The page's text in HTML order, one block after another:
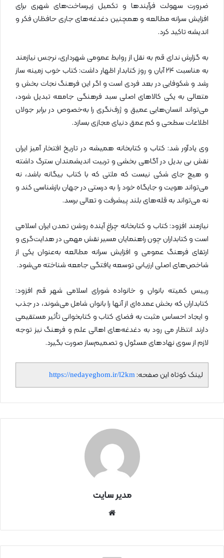
ضرورت سهولت فرآیندها و تکمیل زیرساخت‌های شهری برای
افزایش سرانه مطالعه و همچنین دغدغه‌های جاری حافظان فکر و
اندیشه تاکید کرد.
به گزارش ندای قم به نقل از روابط عمومی شهرداری، نرجس نیازمند
به مناسبت ۲۴ آبان و روز کتابدار اظهار داشت: کتاب خوب زمینه ساز
رشد و شکوفایی در بعد فردی است و اگر این فرهنگ نجات بخش و
متعالی به یکی کالاهای اصلی سبد فرهنگی جامعه تبدیل شود،
می‌تواند انسان‌هایی عمیق و ژرف‌نگری را به‌خصوص در برابر جولان
اطلاعات سطحی و کم عمق دنیای مجازی بسازد.
وی یادآور شد: کتاب و کتابخانه همیشه در تاریخ افتخار آمیز ایران
نقش بی بدیل در آگاهی بخشی و تربیت اندیشمندان سترگ داشته
و هیچ جای شکی نیست که ملتی که با کتاب بیگانه باشد، نه
می‌تواند هویت و جایگاه خود را به درستی در جهان بازشناسی کند و
نه می‌تواند به قله‌های بلند پیشرفت و تعالی برسد.
نیازمند افزود: کتاب و کتابخانه چراغ آینده روشن تمدن ایران اسلامی
است و کتابداران چون راهنمایان مسیر نقش مهمی در هدایت‌گری و
ارتقای فرهنگ عمومی و افزایش سرانه مطالعه به‌عنوان یکی از
شاخص‌های اصلی ارزیابی توسعه یافتگی جامعه شناخته می‌شود.
رییس کمیته بانوان و خانواده شورای اسلامی شهر قم افزود:
کتابداران که بخش عمده‌ای از آنها را بانوان شامل می‌شوند، در جذب
و ایجاد احساس مثبت به فضای کتاب و کتابخوانی تأثیر مستقیمی
دارند انتظار می رود به دغدغه‌های اهالی علم و فرهنگ نیز توجه
لازم از سوی نهادهای مسئول و تصمیم‌ساز صورت بگیرد.
لینک کوتاه این صفحه: https://nedayeghom.ir/l2km
مدیر سایت
نتی